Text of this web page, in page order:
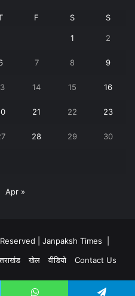
F S S
1 2
7 8 9
14 15 16
21 22 23
28 29 30
Apr »
| Janpaksh Times |
खेल वीडियो Contact Us
YouTubeWhatsApp